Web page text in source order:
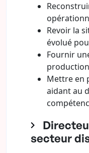
Revoir la
évolué
Fournir
production
Mettre en
aidant au
secteur